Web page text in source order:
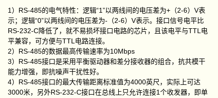
1）RS-485的电气特性：逻辑“1”以两线间的电压差为+（2-6）V表
示；逻辑“0”以两线间的电压差为-（2-6）V表示。接口信号电平比
RS-232-C降低了，就不易损坏接口电路的芯片，且该电平与TTL电
平兼容，可方便与TTL电路连接。
2）RS-485的数据最高传输速率为10Mbps
3）RS-485接口是采用平衡驱动器和差分接收器的组合，抗共模干
能力增强，即抗噪声干扰性好。
4）RS-485接口的最大传输距离标准值为4000英尺，实际上可达
3000米，另外RS-232-C接口在总线上只允许连接1个收发器，即单